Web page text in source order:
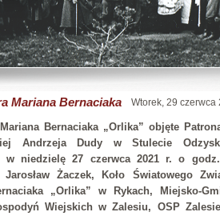
Wtorek, 29 czerwca
Mariana Bernaciaka
Bernaciaka „Orlika” objęte
Andrzeja Dudy w Stulecie
w niedzielę 27 czerwca 2021 r. o
Żaczek, Koło Światowego
„Orlika” w Rykach, Miejsko-
Wiejskich w Zalesiu, OSP